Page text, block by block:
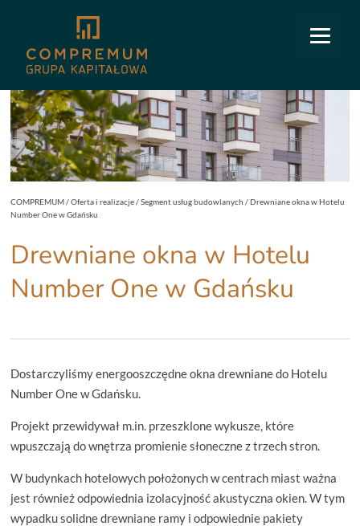
COMPREMUM/Oferta i realizacje/Segment usług budowlanych /Drewniane okna w Hotelu
Number One w Gdańsku
Drewniane okna w Hotelu
Number One w Gdańsku
Dostarczyliśmy energooszczędne okna drewniane do Hotelu
Number One w Gdańsku.
Projekt przewidywał m.in. przeszklone wykusze, które
wpuszczają do wnętrza promienie słoneczne z trzech stron.
W budynkach hotelowych położonych w centrach miast ważna
jest również odpowiednia izolacyjność akustyczna okien. W tym
wypadku solidne drewniane ramy i odpowiednie pakiety